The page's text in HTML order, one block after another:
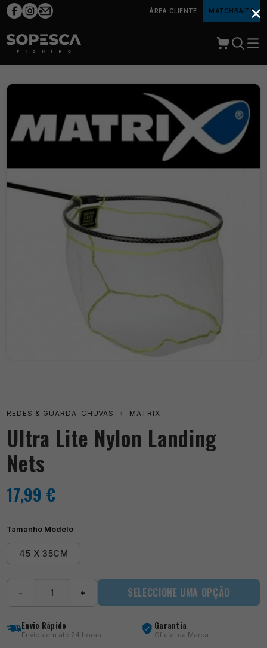
ÁREA CLIENTE MATCHBAITS
REDES & GUARDA-CHUVAS › MATRIX
Ultra Lite Nylon Landing
Nets
17,99 €
Tamanho Modelo
45 X 35CM
Nylon
Landing
− + SELECCIONE UMA OPÇÃO
Envio Rápido
Envios em até 24 horas
Garantia
Oficial da Marca
×